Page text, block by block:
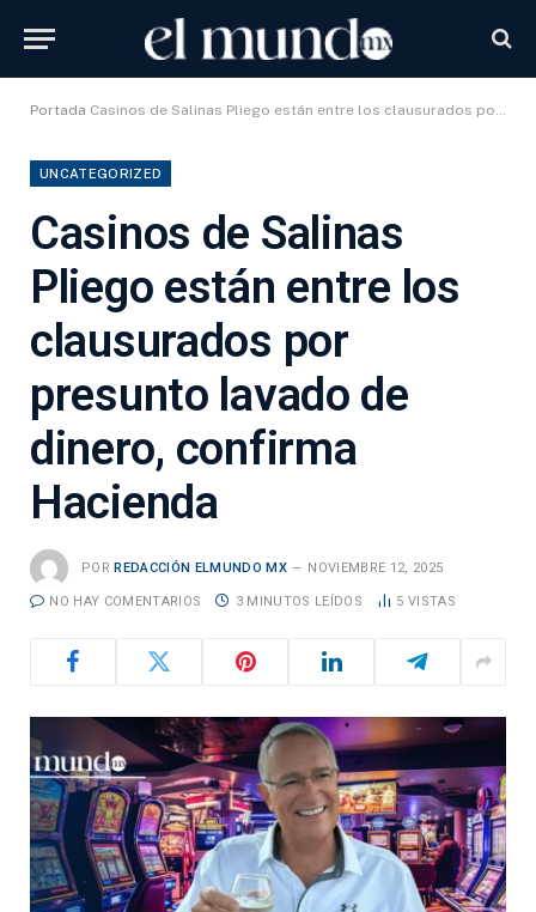
Portada Casinos de Salinas Pliego están entre los clausurados por presunto lavado de dinero, confirma Hacienda
UNCATEGORIZED
Casinos de Salinas
Pliego están entre los
clausurados por
presunto lavado de
dinero, confirma
Hacienda
POR REDACCIÓN ELMUNDO MX NOVIEMBRE 12, 2025
NO HAY COMENTARIOS 3 MINUTOS LEÍDOS 5 VISTAS